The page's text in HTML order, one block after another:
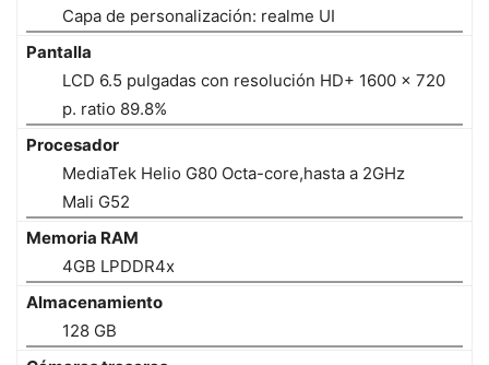
Capa de personalización: realme UI
Pantalla
LCD 6.5 pulgadas con resolución HD+ 1600 x 720
p. ratio 89.8%
Procesador
MediaTek Helio G80 Octa-core,hasta a 2GHz
Mali G52
Memoria RAM
4GB LPDDR4x
Almacenamiento
128 GB